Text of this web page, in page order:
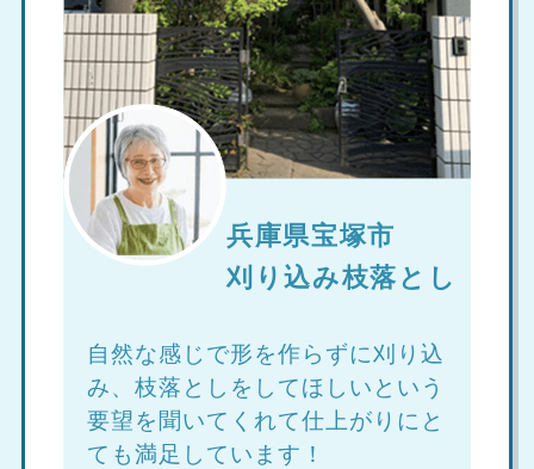
兵庫県宝塚市
刈り込み枝落とし
自然な感じで形を作らずに刈り込
み、枝落としをしてほしいという
要望を聞いてくれて仕上がりにと
ても満足しています！